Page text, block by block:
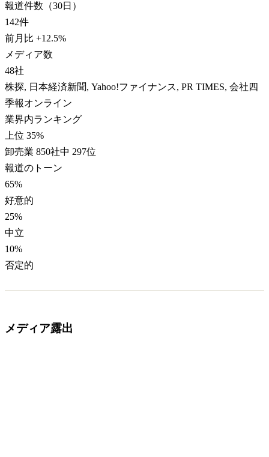
報道件数（30日）
142件
前月比 +12.5%
メディア数
48社
株探, 日本経済新聞, Yahoo!ファイナンス, PR TIMES, 会社四
季報オンライン
業界内ランキング
上位 35%
卸売業 850社中 297位
報道のトーン
65%
好意的
25%
中立
10%
否定的
メディア露出